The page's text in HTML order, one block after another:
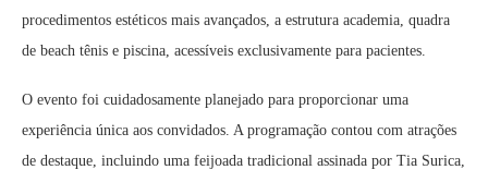
procedimentos estéticos mais avançados, a estrutura academia, quadra
de beach tênis e piscina, acessíveis exclusivamente para pacientes.
O evento foi cuidadosamente planejado para proporcionar uma
experiência única aos convidados. A programação contou com atrações
de destaque, incluindo uma feijoada tradicional assinada por Tia Surica,